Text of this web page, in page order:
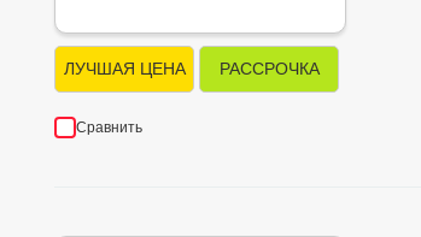
ЛУЧШАЯ ЦЕНА РАССРОЧКА
Сравнить